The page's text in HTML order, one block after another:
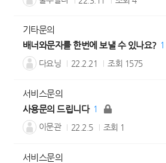
기타문의
배너와문자를 한번에 보낼 수 있나요? 1
다요닝 22.2.21 조회 1575
서비스문의
사용문의 드립니다 1
이문관 22.2.5 조회 1
서비스문의